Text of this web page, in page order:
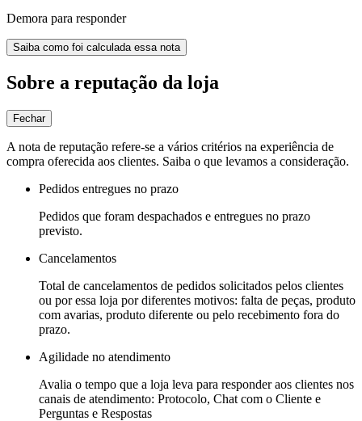
Demora para responder
Saiba como foi calculada essa nota
Sobre a reputação da loja
Fechar
A nota de reputação refere-se a vários critérios na experiência de
compra oferecida aos clientes. Saiba o que levamos a consideração.
Pedidos entregues no prazo
Pedidos que foram despachados e entregues no prazo
previsto.
Cancelamentos
Total de cancelamentos de pedidos solicitados pelos clientes
ou por essa loja por diferentes motivos: falta de peças, produto
com avarias, produto diferente ou pelo recebimento fora do
prazo.
Agilidade no atendimento
Avalia o tempo que a loja leva para responder aos clientes nos
canais de atendimento: Protocolo, Chat com o Cliente e
Perguntas e Respostas